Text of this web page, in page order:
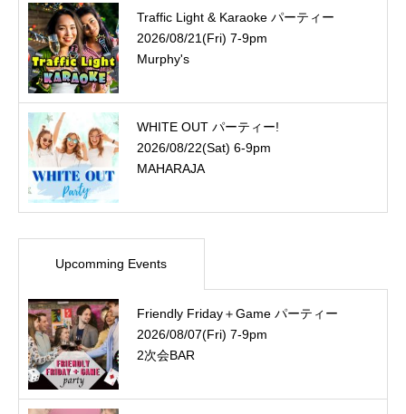
Traffic Light & Karaoke パーティー
2026/08/21(Fri) 7-9pm
Murphy's
WHITE OUT パーティー!
2026/08/22(Sat) 6-9pm
MAHARAJA
Upcomming Events
Friendly Friday＋Game パーティー
2026/08/07(Fri) 7-9pm
2次会BAR